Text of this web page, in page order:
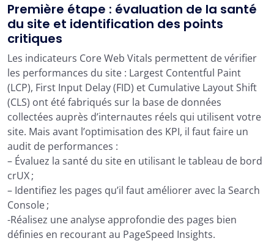
Première étape : évaluation de la santé
du site et identification des points
critiques
Les indicateurs Core Web Vitals permettent de vérifier
les performances du site : Largest Contentful Paint
(LCP), First Input Delay (FID) et Cumulative Layout Shift
(CLS) ont été fabriqués sur la base de données
collectées auprès d’internautes réels qui utilisent votre
site. Mais avant l’optimisation des KPI, il faut faire un
audit de performances :
– Évaluez la santé du site en utilisant le tableau de bord
crUX ;
– Identifiez les pages qu’il faut améliorer avec la Search
Console ;
-Réalisez une analyse approfondie des pages bien
définies en recourant au PageSpeed Insights.